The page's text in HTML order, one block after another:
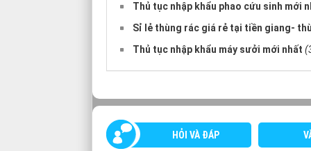
Thủ tục nhập khẩu phao cứu sinh mới
Sỉ lẻ thùng rác giá rẻ tại tiền giang-
Thủ tục nhập khẩu máy sưởi mới nhất
HỎI VÀ ĐÁP